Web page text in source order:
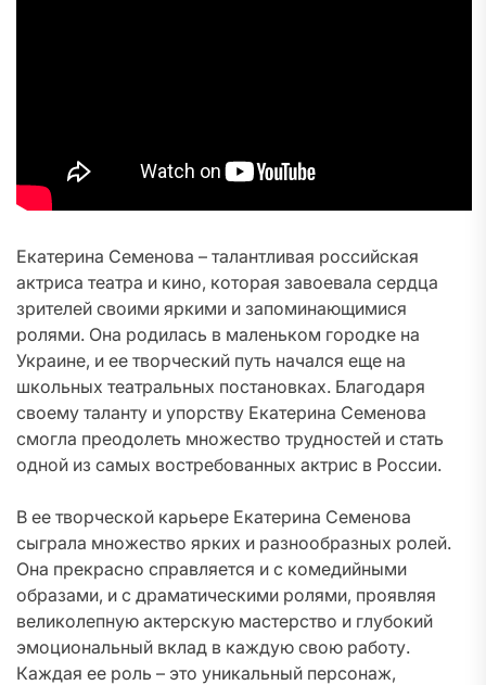
Екатерина Семенова – талантливая российская
актриса театра и кино, которая завоевала сердца
зрителей своими яркими и запоминающимися
ролями. Она родилась в маленьком городке на
Украине, и ее творческий путь начался еще на
школьных театральных постановках. Благодаря
своему таланту и упорству Екатерина Семенова
смогла преодолеть множество трудностей и стать
одной из самых востребованных актрис в России.
В ее творческой карьере Екатерина Семенова
сыграла множество ярких и разнообразных ролей.
Она прекрасно справляется и с комедийными
образами, и с драматическими ролями, проявляя
великолепную актерскую мастерство и глубокий
эмоциональный вклад в каждую свою работу.
Каждая ее роль – это уникальный персонаж,